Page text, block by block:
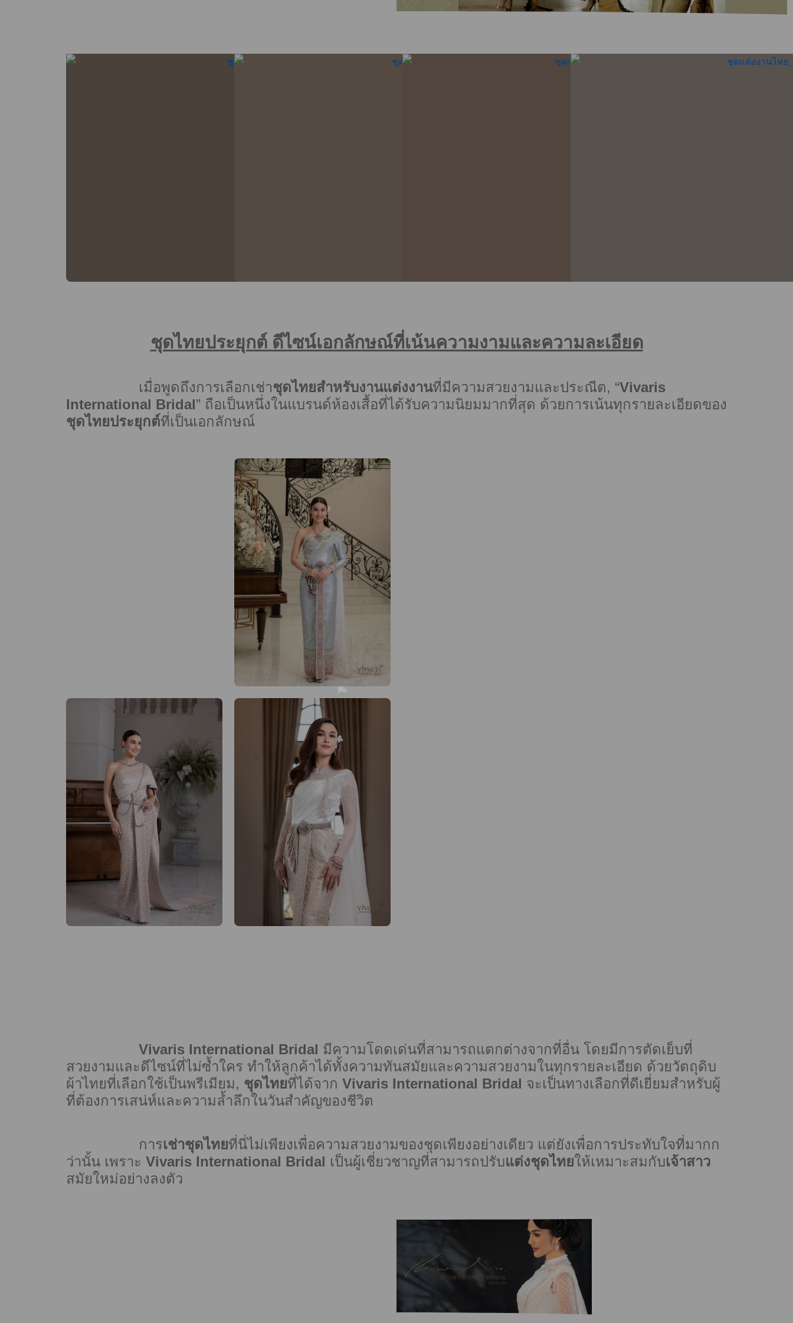
ชุดไทยประยุกต์ ดีไซน์เอกลักษณ์ที่เน้นความงามและความละเอียด
เมื่อพูดถึงการเลือกเช่าชุดไทยสำหรับงานแต่งงานที่มีความสวยงามและประณีต, “Vivaris
International Bridal” ถือเป็นหนึ่งในแบรนด์ห้องเสื้อที่ได้รับความนิยมมากที่สุด ด้วยการเน้นทุกรายละเอียดของ
ชุดไทยประยุกต์ที่เป็นเอกลักษณ์
Vivaris International Bridal มีความโดดเด่นที่สามารถแตกต่างจากที่อื่น โดยมีการตัดเย็บที่
สวยงามและดีไซน์ที่ไม่ซ้ำใคร ทำให้ลูกค้าได้ทั้งความทันสมัยและความสวยงามในทุกรายละเอียด ด้วยวัตถุดิบ
ผ้าไทยที่เลือกใช้เป็นพรีเมียม, ชุดไทยที่ได้จาก Vivaris International Bridal จะเป็นทางเลือกที่ดีเยี่ยมสำหรับผู้
ที่ต้องการเสน่ห์และความล้ำลึกในวันสำคัญของชีวิต
การเช่าชุดไทยที่นี่ไม่เพียงเพื่อความสวยงามของชุดเพียงอย่างเดียว แต่ยังเพื่อการประทับใจที่มากก
ว่านั้น เพราะ Vivaris International Bridal เป็นผู้เชี่ยวชาญที่สามารถปรับแต่งชุดไทยให้เหมาะสมกับเจ้าสาว
สมัยใหม่อย่างลงตัว